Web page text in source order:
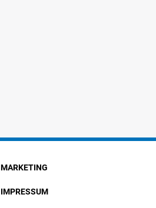
MARKETING
IMPRESSUM